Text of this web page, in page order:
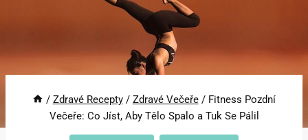
/ Zdravé Recepty / Zdravé Večeře / Fitness Pozdní
Večeře: Co Jíst, Aby Tělo Spalo a Tuk Se Pálil